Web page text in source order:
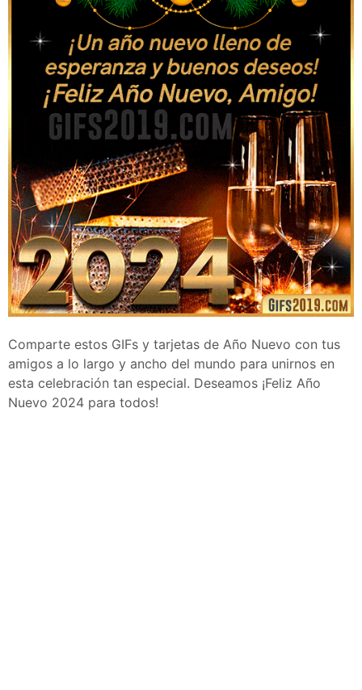
Comparte estos GIFs y tarjetas de Año Nuevo con tus
amigos a lo largo y ancho del mundo para unirnos en
esta celebración tan especial. Deseamos ¡Feliz Año
Nuevo 2024 para todos!